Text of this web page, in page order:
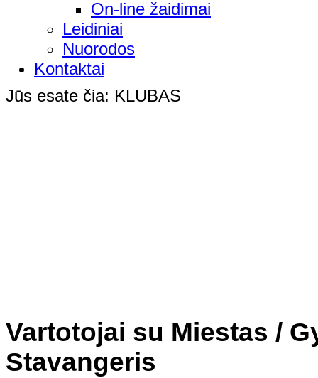
On-line žaidimai
Leidiniai
Nuorodos
Kontaktai
Jūs esate čia: KLUBAS
Vartotojai su Miestas /
Stavangeris